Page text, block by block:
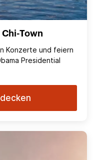
Chi-Town
Konzerte und feiern
Presidential